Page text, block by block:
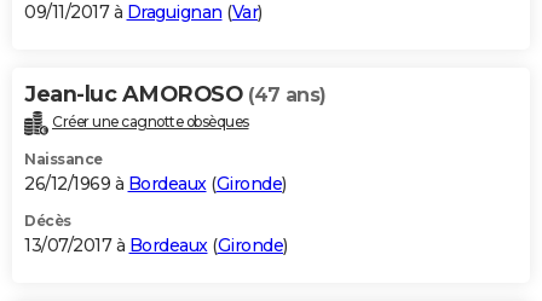
09/11/2017 à Draguignan (Var)
Jean-luc AMOROSO (47 ans)
Créer une cagnotte obsèques
Naissance
26/12/1969 à Bordeaux(Gironde)
Décès
13/07/2017 à Bordeaux(Gironde)